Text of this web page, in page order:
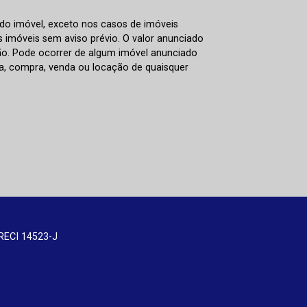
imóvel, exceto nos casos de imóveis
sem aviso prévio. O valor anunciado
Pode ocorrer de algum imóvel anunciado
compra, venda ou locação de quaisquer
14523-J